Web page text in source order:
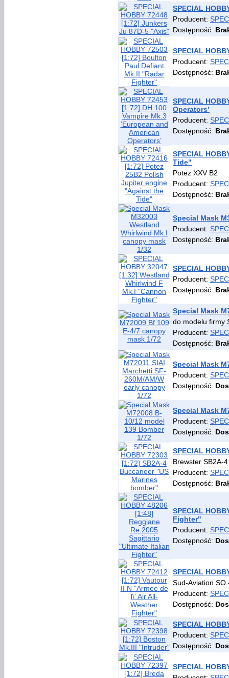
SPECIAL
Producent:
Dostępność:
SPECIAL
Producent:
Dostępność:
SPECIAL
Operators’
Producent:
Dostępność:
SPECIAL
Tide"
Potez XXV B2
Producent:
Dostępność:
Special Mask
Producent:
Dostępność:
SPECIAL
Producent:
Dostępność:
Special Mask
do modelu firmy
Producent:
Dostępność:
Special Mask
Producent:
Dostępność:
Special Mask
Producent:
Dostępność:
SPECIAL
Brewster SB2A-
Producent:
Dostępność:
SPECIAL
Fighter"
Producent:
Dostępność:
SPECIAL
Sud-Aviation
Producent:
Dostępność:
SPECIAL
Producent:
Dostępność:
SPECIAL